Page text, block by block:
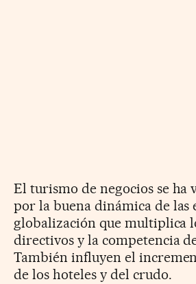
El turismo de negocios se ha
por la buena dinámica de las
globalización que multiplica
directivos y la competencia
También influyen el
de los hoteles y del crudo.